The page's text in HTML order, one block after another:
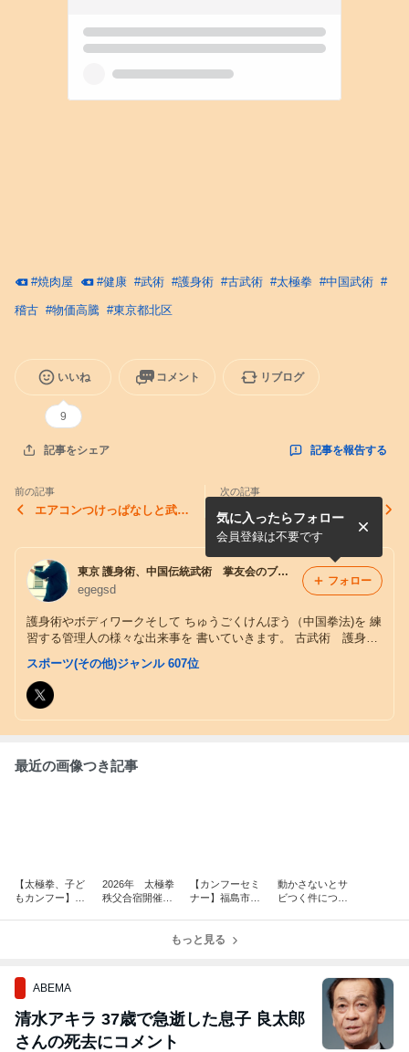
#焼肉屋 #健康 #武術 #護身術 #古武術 #太極拳 #中国武術 #
稽古 #物価高騰 #東京都北区
いいね
9
コメント リブログ
記事をシェア 記事を報告する
前の記事
エアコンつけっぱなしと武
次の記事
【閲覧注意】釣りの現場であ
った怖い話！！いろんな意味
で怖いです。
東京 護身術、中国伝統武術 掌友会のブログ (東京)
egegsd
護身術やボディワークそして ちゅうごくけんぽう（中国拳法)を 練
習する管理人の様々な出来事を 書いていきます。 古武術 護身
術 武道 武術 健康 強健
気に入ったらフォロー
会員登録は不要です
フォロー
スポーツ(その他)ジャンル 607位
最近の画像つき記事
【太極拳、子ど
もカンフー】自
2026年 太極拳
秩父合宿開催！
【カンフーセミ
ナー】福島市戴
健康と伝統武
動かさないとサ
ビつく件につい
もっと見る
ABEMA
清水アキラ 37歳で急逝した息子 良太郎
さんの死去にコメント